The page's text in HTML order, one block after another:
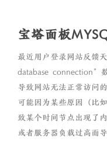
宝塔面板
最近用户登录网站反馈
database connection”
导致网站无法正常访问
可能因为某些原因（比
致某个时间节点出现了
或者服务器负载过高而